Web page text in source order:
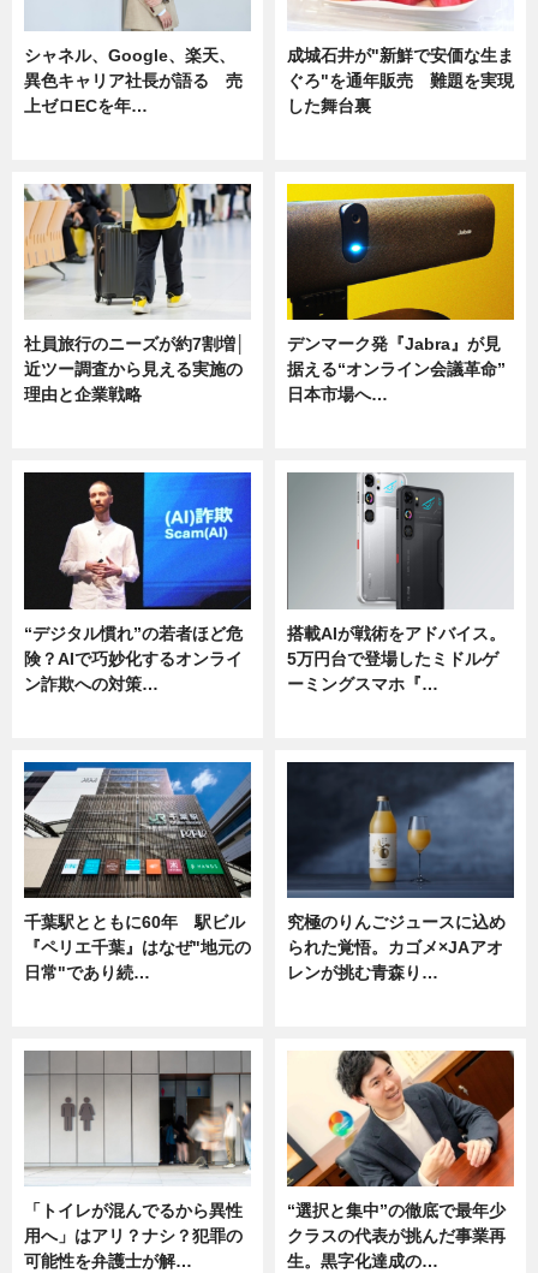
シャネル、Google、楽天、
異色キャリア社長が語る 売
上ゼロECを年…
成城石井が"新鮮で安価な生ま
ぐろ"を通年販売 難題を実現
した舞台裏
社員旅行のニーズが約7割増│
近ツー調査から見える実施の
理由と企業戦略
デンマーク発『Jabra』が見
据える“オンライン会議革命”
日本市場へ…
“デジタル慣れ”の若者ほど危
険？AIで巧妙化するオンライ
ン詐欺への対策…
搭載AIが戦術をアドバイス。
5万円台で登場したミドルゲ
ーミングスマホ『…
千葉駅とともに60年 駅ビル
『ペリエ千葉』はなぜ"地元の
日常"であり続…
究極のりんごジュースに込め
られた覚悟。カゴメ×JAアオ
レンが挑む青森り…
「トイレが混んでるから異性
用へ」はアリ？ナシ？犯罪の
可能性を弁護士が解…
“選択と集中”の徹底で最年少
クラスの代表が挑んだ事業再
生。黒字化達成の…